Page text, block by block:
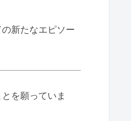
新たなエピソー
を願っていま